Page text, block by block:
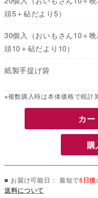
頭5＋砧だより5）
30個入（おいもさん10＋晩
頭10＋砧だより10）
紙製手提げ袋
※複数購入時は本体価格で税計
カー
購
■ お届け可能日： 最短で5日後
送料について